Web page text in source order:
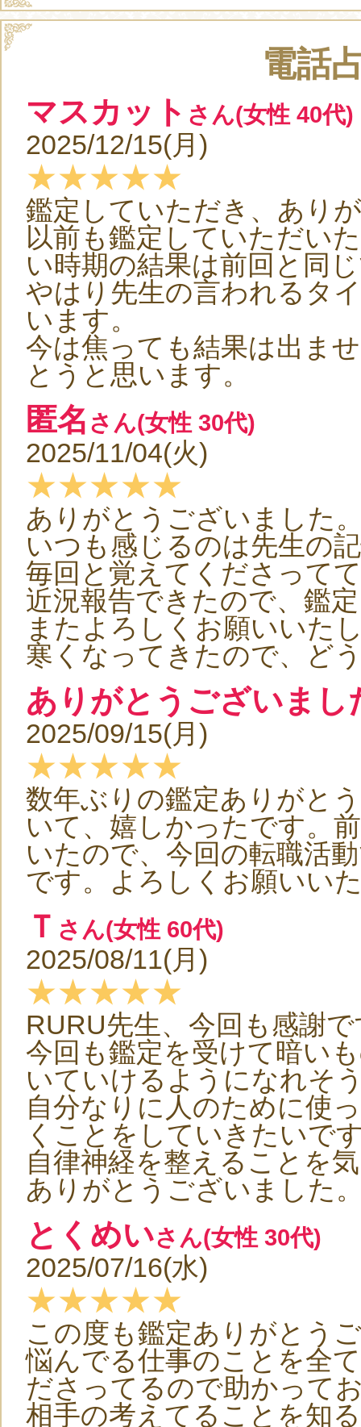
電話
マスカット さん(女性 40代)
2025/12/15(月)
★★★★★
鑑定していただき、あり
以前も鑑定していただい
い時期の結果は前回と同
やはり先生の言われるタ
います。
今は焦っても結果は出ま
とうと思います。
匿名 さん(女性 30代)
2025/11/04(火)
★★★★★
ありがとうございました
いつも感じるのは先生の
毎回と覚えてくださって
近況報告できたので、鑑
またよろしくお願いいた
寒くなってきたので、ど
ありがとうございまし
2025/09/15(月)
★★★★★
数年ぶりの鑑定ありがと
いて、嬉しかったです。
いたので、今回の転職活
です。よろしくお願いい
Ｔ さん(女性 60代)
2025/08/11(月)
★★★★★
RURU先生、今回も感謝
今回も鑑定を受けて暗い
いていけるようになれそ
自分なりに人のために使
くことをしていきたいで
自律神経を整えることを
ありがとうございました
とくめいさん(女性 30代)
2025/07/16(水)
★★★★★
この度も鑑定ありがとう
悩んでる仕事のことを全
ださってるので助かって
相手の考えてることを知